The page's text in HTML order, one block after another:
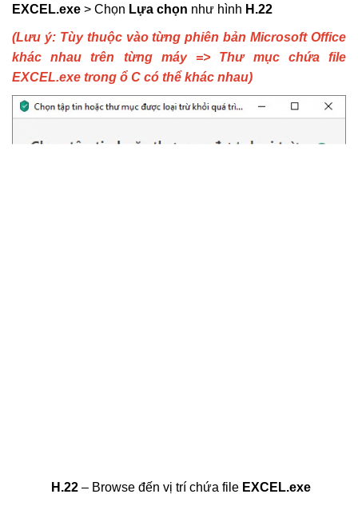
EXCEL.exe > Chọn Lựa chọn như hình H.22
(Lưu ý: Tùy thuộc vào từng phiên bản Microsoft Office
khác nhau trên từng máy => Thư mục chứa file
EXCEL.exe trong ổ C có thể khác nhau)
H.22 – Browse đến vị trí chứa file EXCEL.exe